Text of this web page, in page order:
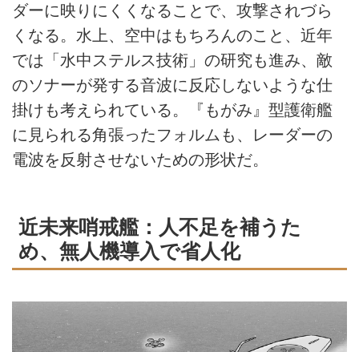
ダーに映りにくくなることで、攻撃されづら
くなる。水上、空中はもちろんのこと、近年
では「水中ステルス技術」の研究も進み、敵
のソナーが発する音波に反応しないような仕
掛けも考えられている。『もがみ』型護衛艦
に見られる角張ったフォルムも、レーダーの
電波を反射させないための形状だ。
近未来哨戒艦：人不足を補うた
め、無人機導入で省人化